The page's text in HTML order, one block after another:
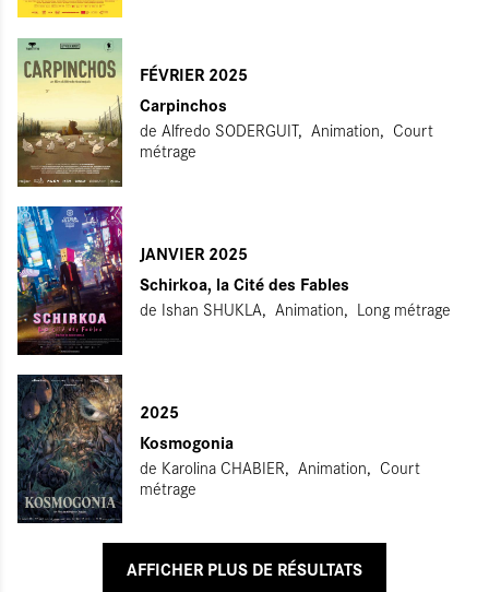
FÉVRIER 2025
Carpinchos
de Alfredo SODERGUIT Animation
Court
métrage
JANVIER 2025
Schirkoa, la Cité des Fables
de Ishan SHUKLA Animation Long métrage
2025
Kosmogonia
de Karolina CHABIER Animation
Court
métrage
AFFICHER PLUS DE RÉSULTATS